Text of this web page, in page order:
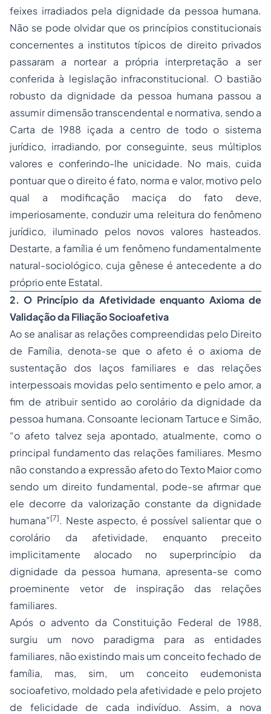
feixes irradiados pela dignidade da pessoa humana.
Não se pode olvidar que os princípios constitucionais
concernentes a institutos típicos de direito privados
passaram a nortear a própria interpretação a ser
conferida à legislação infraconstitucional. O bastião
robusto da dignidade da pessoa humana passou a
assumir dimensão transcendental e normativa, sendo a
Carta de 1988 içada a centro de todo o sistema
jurídico, irradiando, por conseguinte, seus múltiplos
valores e conferindo-lhe unicidade. No mais, cuida
pontuar que o direito é fato, norma e valor, motivo pelo
qual a modificação maciça do fato deve,
imperiosamente, conduzir uma releitura do fenômeno
jurídico, iluminado pelos novos valores hasteados.
Destarte, a família é um fenômeno fundamentalmente
natural-sociológico, cuja gênese é antecedente a do
próprio ente Estatal.
2. O Princípio da Afetividade enquanto Axioma de
Validação da Filiação Socioafetiva
Ao se analisar as relações compreendidas pelo Direito
de Família, denota-se que o afeto é o axioma de
sustentação dos laços familiares e das relações
interpessoais movidas pelo sentimento e pelo amor, a
fim de atribuir sentido ao corolário da dignidade da
pessoa humana. Consoante lecionam Tartuce e Simão,
“o afeto talvez seja apontado, atualmente, como o
principal fundamento das relações familiares. Mesmo
não constando a expressão afeto do Texto Maior como
sendo um direito fundamental, pode-se afirmar que
ele decorre da valorização constante da dignidade
humana”[7]. Neste aspecto, é possível salientar que o
corolário da afetividade, enquanto preceito
implicitamente alocado no superprincípio da
dignidade da pessoa humana, apresenta-se como
proeminente vetor de inspiração das relações
familiares.
Após o advento da Constituição Federal de 1988,
surgiu um novo paradigma para as entidades
familiares, não existindo mais um conceito fechado de
família, mas, sim, um conceito eudemonista
socioafetivo, moldado pela afetividade e pelo projeto
de felicidade de cada indivíduo. Assim, a nova